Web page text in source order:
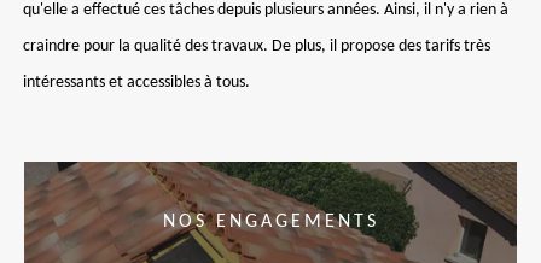
qu'elle a effectué ces tâches depuis plusieurs années. Ainsi, il n'y a rien à
craindre pour la qualité des travaux. De plus, il propose des tarifs très
intéressants et accessibles à tous.
NOS ENGAGEMENTS